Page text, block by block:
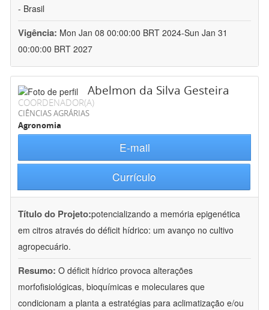
- Brasil
Vigência: Mon Jan 08 00:00:00 BRT 2024-Sun Jan 31
00:00:00 BRT 2027
Abelmon da Silva Gesteira
COORDENADOR(A)
CIÊNCIAS AGRÁRIAS
Agronomia
E-mail
Currículo
Título do Projeto:potencializando a memória epigenética
em citros através do déficit hídrico: um avanço no cultivo
agropecuário.
Resumo: O déficit hídrico provoca alterações
morfofisiológicas, bioquímicas e moleculares que
condicionam a planta a estratégias para aclimatização e/ou